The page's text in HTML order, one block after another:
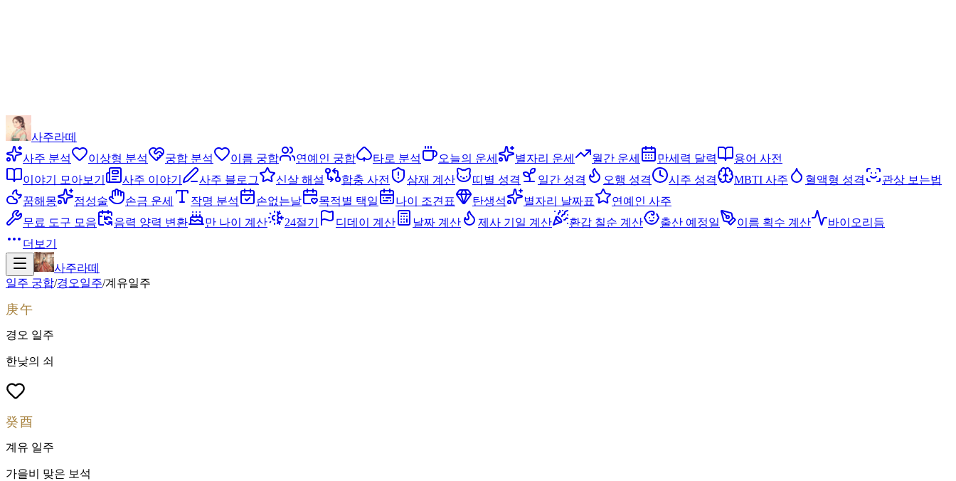
사주라떼
사주 분석
이상형 분석 궁합 분석 이름 궁합 연예인 궁합 타로 분석 오늘의 운세 별자리 운세 월간 운세 만세력 달력
용어 사전
이야기 모아보기
사주 이야기 사주 블로그 신살 해설 합충 사전 삼재 계산 띠별 성격 일간 성격 오행 성격 시주 성격 MBTI 사주 혈액형 성격
관상 보는법
꿈해몽
점성술 손금 운세 작명 분석 손없는날 목적별 택일 나이 조견표 탄생석 별자리 날짜표
연예인 사주
무료 도구 모음
음력 양력 변환 만 나이 계산 24절기 디데이 계산 날짜 계산 제사 기일 계산 환갑 칠순 계산 출산 예정일 이름 획수 계산
바이오리듬
더보기
사주라떼
일주 궁합/경오일주/계유일주
庚午
경오 일주
한낮의 쇠
癸酉
계유 일주
가을비 맞은 보석